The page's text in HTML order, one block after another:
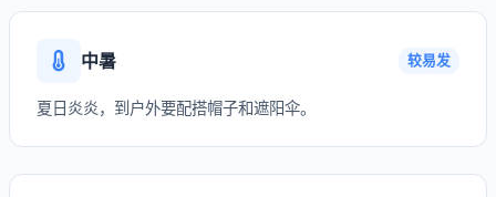
中暑 较易发
夏日炎炎，到户外要配搭帽子和遮阳伞。